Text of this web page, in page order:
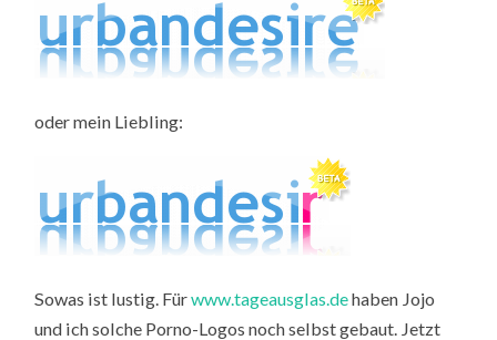
oder mein Liebling:
Sowas ist lustig. Fürwww.tageausglas.dehaben Jojo
und ich solche Porno-Logos noch selbst gebaut. Jetzt